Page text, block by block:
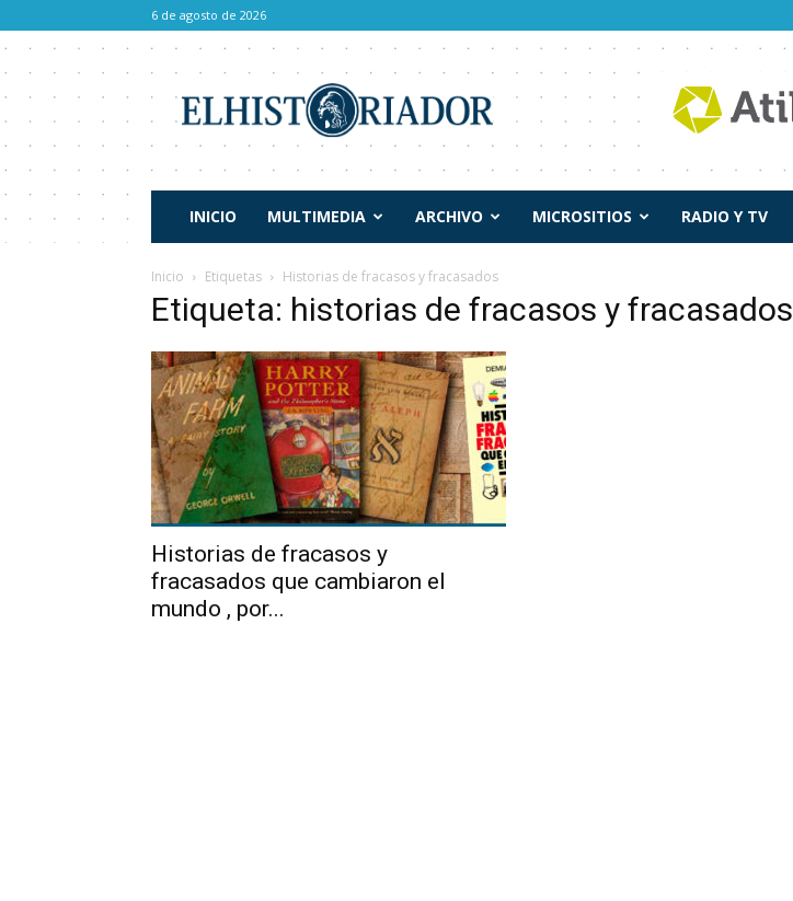
6 de agosto de 2026
Historiador
INICIO MULTIMEDIA ARCHIVO MICROSITIOS RADIO Y TV
Inicio Etiquetas Historias de fracasos y fracasados
Etiqueta: historias de fracasos y fracasados
Historias de fracasos y
fracasados que cambiaron el
mundo , por...